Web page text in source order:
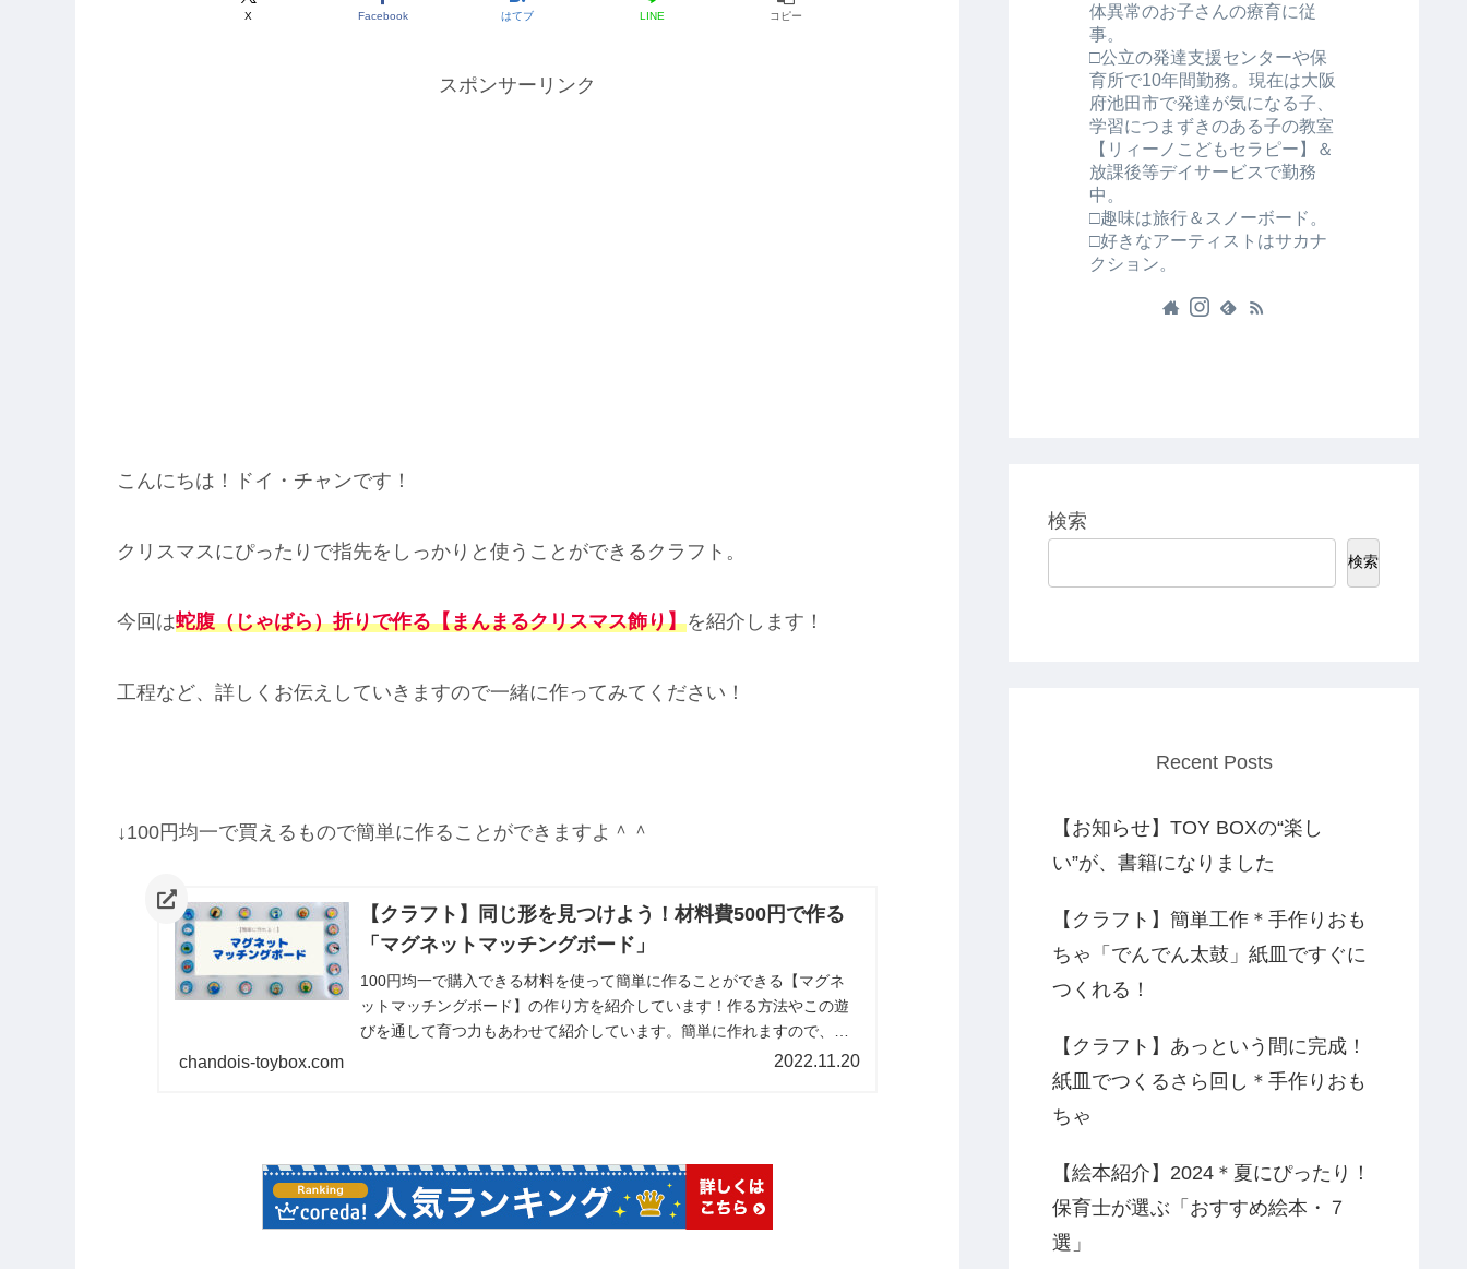
X Facebook はてブ LINE コピー
スポンサーリンク
こんにちは！ドイ・チャンです！
クリスマスにぴったりで指先をしっかりと使うことができるクラフト。
今回は蛇腹（じゃばら）折りで作る【まんまるクリスマス飾り】を紹介します！
工程など、詳しくお伝えしていきますので一緒に作ってみてください！
↓100円均一で買えるもので簡単に作ることができますよ＾＾
【クラフト】同じ形を見つけよう！材料費500円で作る
「マグネットマッチングボード」
100円均一で購入できる材料を使って簡単に作ることができる【マグネ
ットマッチングボード】の作り方を紹介しています！作る方法やこの遊
びを通して育つ力もあわせて紹介しています。簡単に作れますので、作
chandois-toybox.com 2022.11.20
体異常のお子さんの療育に従
事。
□公立の発達支援センターや保
育所で10年間勤務。現在は大阪
府池田市で発達が気になる子、
学習につまずきのある子の教室
【リィーノこどもセラピー】＆
放課後等デイサービスで勤務
中。
□趣味は旅行＆スノーボード。
□好きなアーティストはサカナ
クション。
検索
検索
Recent Posts
【お知らせ】TOY BOXの“楽し
い”が、書籍になりました
【クラフト】簡単工作＊手作りおも
ちゃ「でんでん太鼓」紙皿ですぐに
つくれる！
【クラフト】あっという間に完成！
紙皿でつくるさら回し＊手作りおも
ちゃ
【絵本紹介】2024＊夏にぴったり！
保育士が選ぶ「おすすめ絵本・７
選」